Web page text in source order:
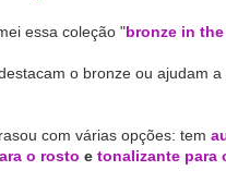
essa coleção "bronze in
o bronze ou ajudam
com várias opções: tem
o rosto e tonalizante para